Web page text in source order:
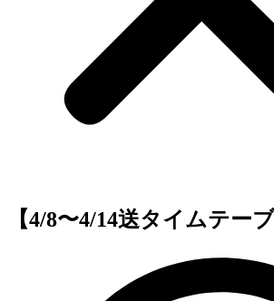
【4/8〜4/14送タイムテーブ